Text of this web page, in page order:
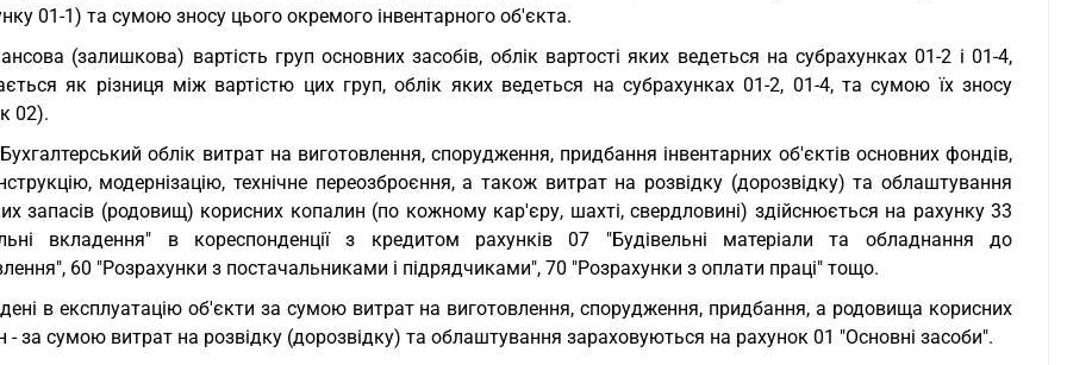
01-1) та сумою зносу цього окремого інвентарного об'єкта.
(залишкова) вартість груп основних засобів, облік вартості яких ведеться на субрахунках 01-2 і 01-4,
як різниця між вартістю цих груп, облік яких ведеться на субрахунках 01-2, 01-4, та сумою їх зносу
02).
облік витрат на виготовлення, спорудження, придбання інвентарних об'єктів основних фондів,
модернізацію, технічне переозброєння, а також витрат на розвідку (дорозвідку) та облаштування
запасів (родовищ) корисних копалин (по кожному кар'єру, шахті, свердловині) здійснюється на рахунку 33
вкладення" в кореспонденції з кредитом рахунків 07 "Будівельні матеріали та обладнання до
60 "Розрахунки з постачальниками і підрядчиками", 70 "Розрахунки з оплати праці" тощо.
в експлуатацію об'єкти за сумою витрат на виготовлення, спорудження, придбання, а родовища корисних
- за сумою витрат на розвідку (дорозвідку) та облаштування зараховуються на рахунок 01 "Основні засоби".